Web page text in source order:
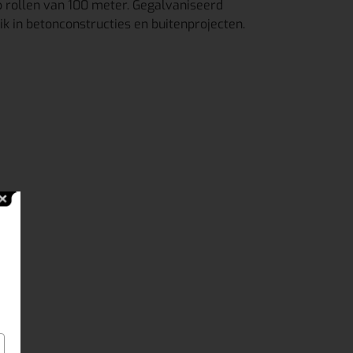
van 100 meter. Gegalvaniseerd
in betonconstructies en buitenprojecten.